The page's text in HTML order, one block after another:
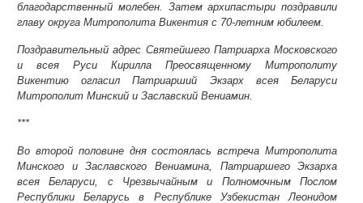
благодарственный молебен. Затем архипастыри поздравили
главу округа Митрополита Викентия с 70-летним юбилеем.
Поздравительный адрес Святейшего Патриарха Московского
и всея Руси Кирилла Преосвященному Митрополиту
Викентию огласил Патриарший Экзарх всея Беларуси
Митрополит Минский и Заславский Вениамин.
***
Во второй половине дня состоялась встреча Митрополита
Минского и Заславского Вениамина, Патриаршего Экзарха
всея Беларуси, с Чрезвычайным и Полномочным Послом
Республики Беларусь в Республике Узбекистан Леонидом